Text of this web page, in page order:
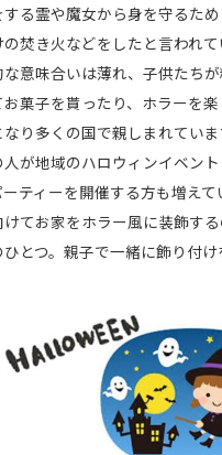
する霊や魔女から身を守るた
焚き火などをしたと言われて
意味合いは薄れ、子供たち
菓子を貰ったり、ホラーを楽
り多くの国で親しまれていま
が地域のハロウィンイベン
ティーを開催する方も増えて
てお家をホラー風に装飾す
とつ。親子で一緒に飾り付